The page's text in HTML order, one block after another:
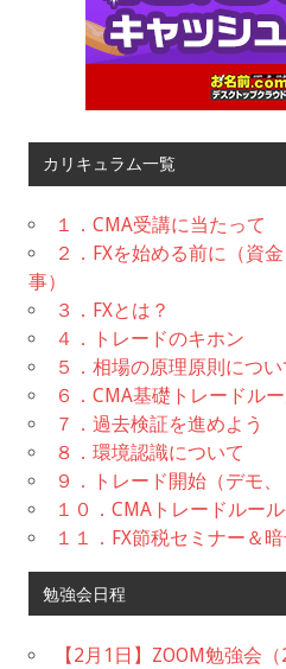
カリキュラム一覧
１．CMA受講に当たって
２．FXを始める前に（資
事）
３．FXとは？
４．トレードのキホン
５．相場の原理原則につい
６．CMA基礎トレードル
７．過去検証を進めよう
８．環境認識について
９．トレード開始（デモ、
１０．CMAトレードルー
１１．FX節税セミナー＆
勉強会日程
【2月1日】ZOOM勉強会（